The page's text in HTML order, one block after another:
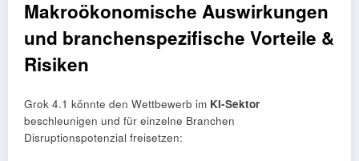
Makroökonomische Auswirkungen
und branchenspezifische Vorteile &
Risiken
Grok 4.1 könnte den Wettbewerb im KI-Sektor
beschleunigen und für einzelne Branchen
Disruptionspotenzial freisetzen: